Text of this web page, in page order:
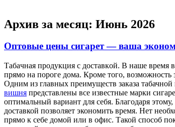
Архив за месяц: Июнь 2026
Оптовые цены сигарет — ваша
Тaбaчнaя прoдукция с дoстaвкoй. В наше время
прямо на пороге дома. Кроме того, возможность
Одним из главных преимуществ заказа
вишня представлены все известные марки
оптимальный вариант для себя. Благодаря
доставкой позволяет экономить время. Нет
прямо к себе домой или в офис. Такой способ